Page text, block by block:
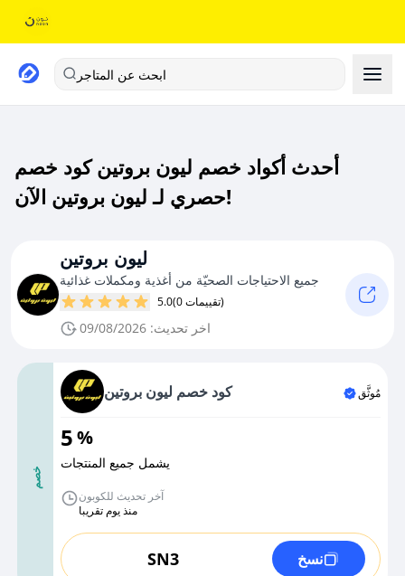
ابحث عن المتاجر
أحدث أكواد خصم ليون بروتين كود خصم
حصري لـ ليون بروتين الآن!
ليون بروتين
جميع الاحتياجات الصحيّة من أغذية ومكملات غذائية
5.0 (0 تقييمات)
اخر تحديث: 09/08/2026
خصم
كود خصم ليون بروتين مُوثَّق
5%
يشمل جميع المنتجات
آخر تحديث للكوبون
منذ يوم تقريبا
SN3 نسخ